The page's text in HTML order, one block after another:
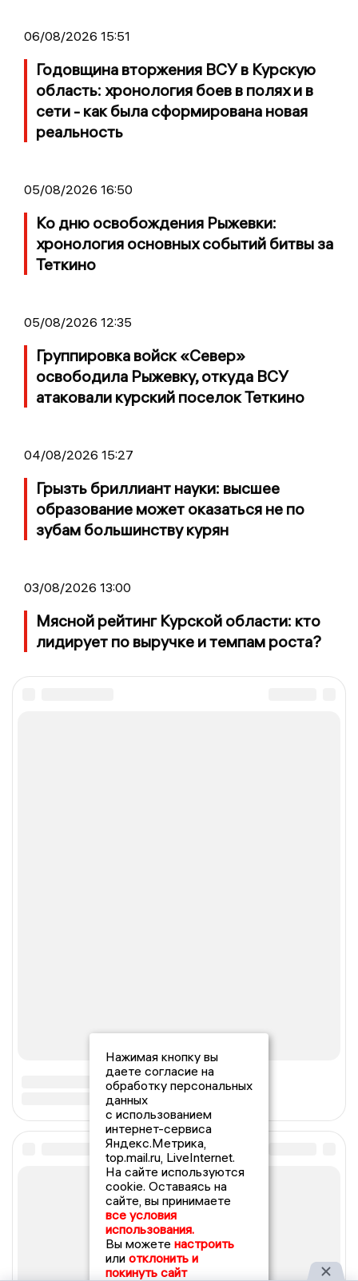
06/08/2026 15:51
Годовщина вторжения ВСУ в Курскую
область: хронология боев в полях и в
сети - как была сформирована новая
реальность
05/08/2026 16:50
Ко дню освобождения Рыжевки:
хронология основных событий битвы за
Теткино
05/08/2026 12:35
Группировка войск «Север»
освободила Рыжевку, откуда ВСУ
атаковали курский поселок Теткино
04/08/2026 15:27
Грызть бриллиант науки: высшее
образование может оказаться не по
зубам большинству курян
03/08/2026 13:00
Мясной рейтинг Курской области: кто
лидирует по выручке и темпам роста?
Нажимая кнопку вы
даете согласие на
обработку персональных
данных
с использованием
интернет-сервиса
Яндекс.Метрика,
top.mail.ru, LiveInternet.
На сайте используются
cookie. Оставаясь на
сайте, вы принимаете
все условия
использования.
Вы можете настроить
или отклонить и
покинуть сайт